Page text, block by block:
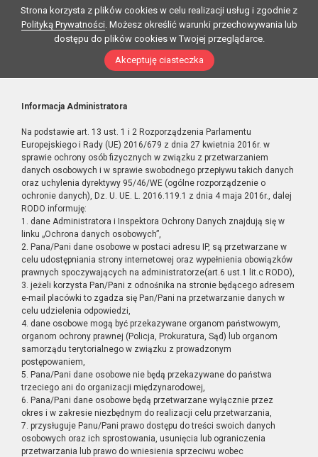
Strona korzysta z plików cookies w celu realizacji usług i zgodnie z
Polityką Prywatności. Możesz określić warunki przechowywania lub
dostępu do plików cookies w Twojej przeglądarce.
Akceptuję ciasteczka
Informacja Administratora
Na podstawie art. 13 ust. 1 i 2 Rozporządzenia Parlamentu
Europejskiego i Rady (UE) 2016/679 z dnia 27 kwietnia 2016r. w
sprawie ochrony osób fizycznych w związku z przetwarzaniem
danych osobowych i w sprawie swobodnego przepływu takich danych
oraz uchylenia dyrektywy 95/46/WE (ogólne rozporządzenie o
ochronie danych), Dz. U. UE. L. 2016.119.1 z dnia 4 maja 2016r., dalej
RODO informuję:
1. dane Administratora i Inspektora Ochrony Danych znajdują się w
linku „Ochrona danych osobowych”,
2. Pana/Pani dane osobowe w postaci adresu IP, są przetwarzane w
celu udostępniania strony internetowej oraz wypełnienia obowiązków
prawnych spoczywających na administratorze(art.6 ust.1 lit.c RODO),
3. jeżeli korzysta Pan/Pani z odnośnika na stronie będącego adresem
e-mail placówki to zgadza się Pan/Pani na przetwarzanie danych w
celu udzielenia odpowiedzi,
4. dane osobowe mogą być przekazywane organom państwowym,
organom ochrony prawnej (Policja, Prokuratura, Sąd) lub organom
samorządu terytorialnego w związku z prowadzonym
postępowaniem,
5. Pana/Pani dane osobowe nie będą przekazywane do państwa
trzeciego ani do organizacji międzynarodowej,
6. Pana/Pani dane osobowe będą przetwarzane wyłącznie przez
okres i w zakresie niezbędnym do realizacji celu przetwarzania,
7. przysługuje Panu/Pani prawo dostępu do treści swoich danych
osobowych oraz ich sprostowania, usunięcia lub ograniczenia
przetwarzania lub prawo do wniesienia sprzeciwu wobec